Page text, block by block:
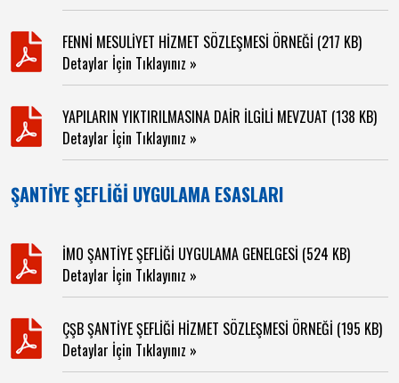
FENNİ MESULİYET HİZMET SÖZLEŞMESİ ÖRNEĞİ (217 KB)
Detaylar İçin Tıklayınız »
YAPILARIN YIKTIRILMASINA DAİR İLGİLİ MEVZUAT (138 KB)
Detaylar İçin Tıklayınız »
ŞANTİYE ŞEFLİĞİ UYGULAMA ESASLARI
İMO ŞANTİYE ŞEFLİĞİ UYGULAMA GENELGESİ (524 KB)
Detaylar İçin Tıklayınız »
ÇŞB ŞANTİYE ŞEFLİĞİ HİZMET SÖZLEŞMESİ ÖRNEĞİ (195 KB)
Detaylar İçin Tıklayınız »